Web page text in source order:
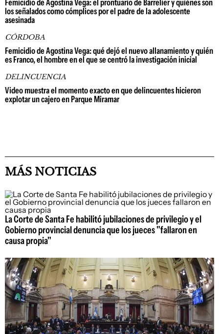
Femicidio de Agostina Vega: el prontuario de Barrelier y quiénes son
los señalados como cómplices por el padre de la adolescente
asesinada
CÓRDOBA
Femicidio de Agostina Vega: qué dejó el nuevo allanamiento y quién
es Franco, el hombre en el que se centró la investigación inicial
DELINCUENCIA
Video muestra el momento exacto en que delincuentes hicieron
explotar un cajero en Parque Miramar
MÁS NOTICIAS
La Corte de Santa Fe habilitó jubilaciones de privilegio y el
Gobierno provincial denuncia que los jueces "fallaron en
causa propia"